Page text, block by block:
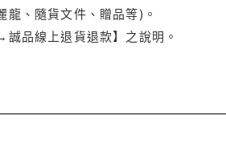
、隨貨文件、贈品等)。
品線上退貨退款】之說明。